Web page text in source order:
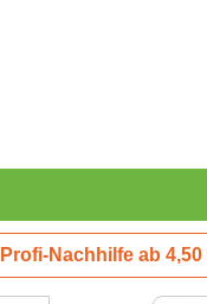
Profi-Nachhilfe ab